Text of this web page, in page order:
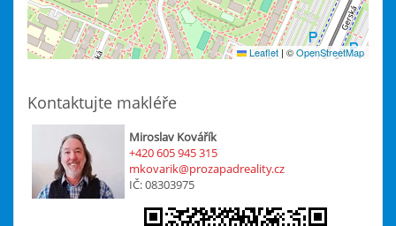
Leaflet | ©OpenStreetMap
Kontaktujte makléře
Miroslav Kovářík
+420 605 945 315
mkovarik@prozapadreality.cz
IČ: 08303975